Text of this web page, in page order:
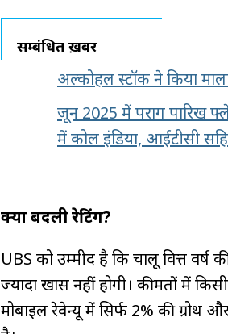
सम्बंधित ख़बरें
अल्कोहल स्टॉक ने किया
जून 2025 में पराग पारिख
में कोल इंडिया, आईटीसी
क्यों बदली रेटिंग?
UBS को उम्मीद है कि चालू वित्त
ज्यादा खास नहीं होगी। कीमतों में
मोबाइल रेवेन्यू में सिर्फ 2% की ग्रोथ